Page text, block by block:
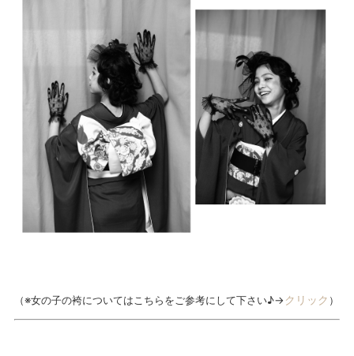
（※女の子の袴についてはこちらをご参考にして下さい♪→クリック ）